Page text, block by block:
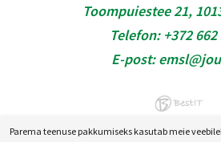
Toompuiestee 21,
Telefon: +372
E-post:
Parema teenuse pakkumiseks kasutab meie